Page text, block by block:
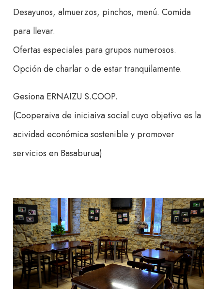
Desayunos, almuerzos, pinchos, menú. Comida
para llevar.
Ofertas especiales para grupos numerosos.
Opción de charlar o de estar tranquilamente.
Gesiona ERNAIZU S.COOP.
(Cooperaiva de iniciaiva social cuyo objetivo es la
acividad económica sostenible y promover
servicios en Basaburua)